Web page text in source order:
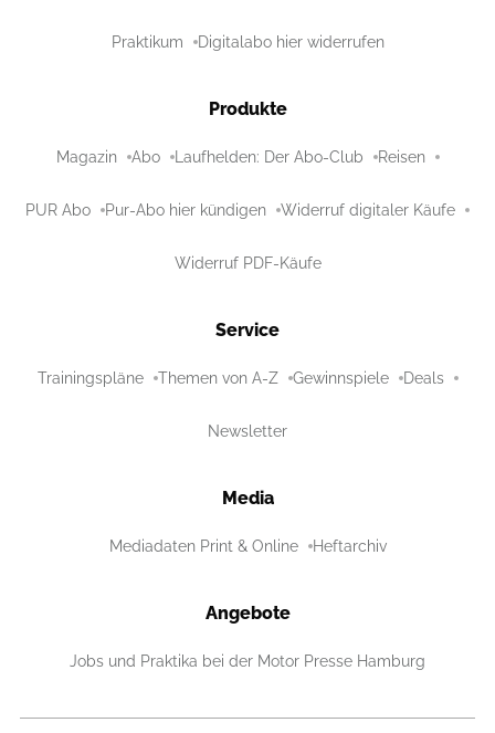
Praktikum Digitalabo hier widerrufen
Produkte
Magazin Abo Laufhelden: Der Abo-Club Reisen
PUR Abo Pur-Abo hier kündigen Widerruf digitaler Käufe
Widerruf PDF-Käufe
Service
Trainingspläne Themen von A-Z Gewinnspiele Deals
Newsletter
Media
Mediadaten Print & Online Heftarchiv
Angebote
Jobs und Praktika bei der Motor Presse Hamburg